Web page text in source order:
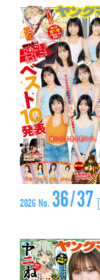
2026 No. 36/37